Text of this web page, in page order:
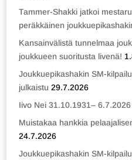
Tammer-Shakki jatkoi
peräkkäinen
Kansainvälistä tunnelmaa
joukkueen suoritusta livenä!
Joukkuepikashakin SM-
julkaistu 29.7.2026
Iivo Nei 31.10.1931– 6.7.2026
Muistakaa hankkia
24.7.2026
Joukkuepikashakin SM-